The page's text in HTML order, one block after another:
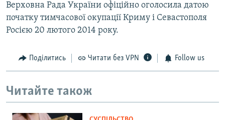
Верховна Рада України офіційно оголосила датою
початку тимчасової окупації Криму і Севастополя
Росією 20 лютого 2014 року.
Поділитись Читати без VPN Follow us
Читайте також